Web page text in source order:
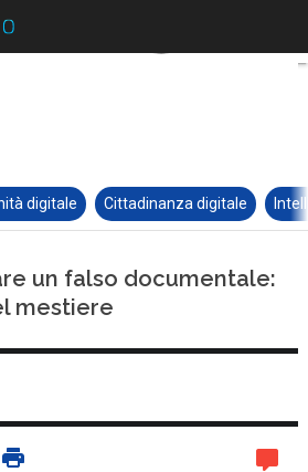
digitale Cittadinanza digitale
un falso documentale:
mestiere